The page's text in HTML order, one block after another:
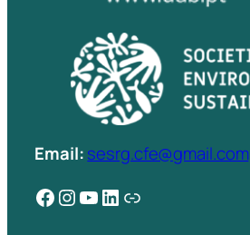
Email:sesrg.cfe@gmail.com
Facebook Instagram YouTube LinkedIn Ligação